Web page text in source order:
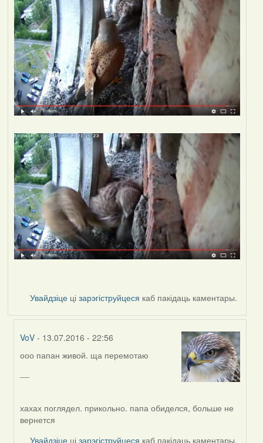
Увайдзіце цізарэгіструйцеся каб пакідаць каментары.
VoV - 13.07.2016 - 22:56
In
Дарья
ооо папан живой. ща перемотаю
хахах поглядел. прикольно. папа обиделся, больше не
вернется
Увайдзіце цізарэгіструйцеся каб пакідаць каментары.